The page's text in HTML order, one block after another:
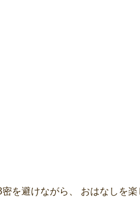
を避けながら、 おはなしを楽